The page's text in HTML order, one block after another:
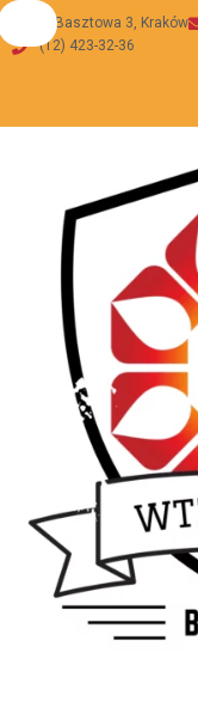
ul Basztowa 3, Kraków
(12) 423-32-36